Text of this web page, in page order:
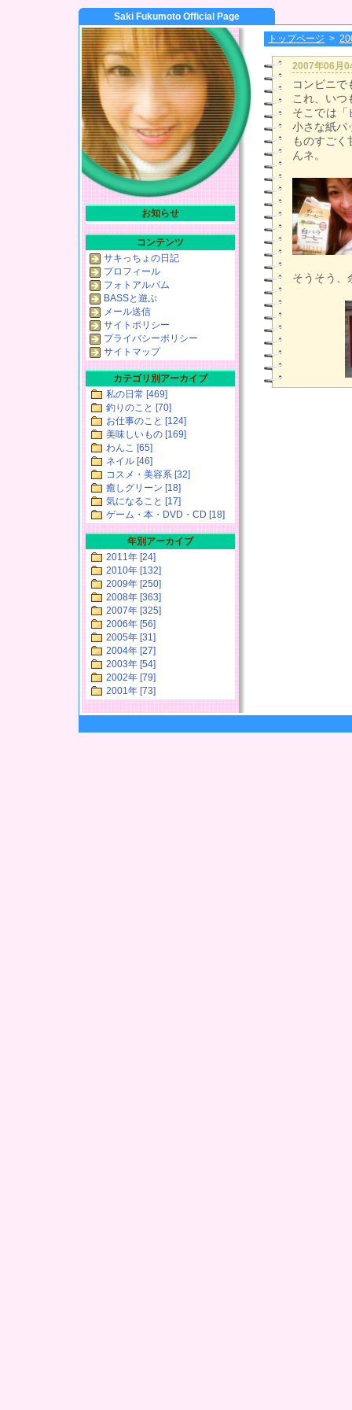
Saki Fukumoto Official Page
トップページ >
2007年06月
コンビニで
これ、いつ
そこでは「
小さな紙パ
ものすご
んネ。
そうそう、
お知らせ
コンテンツ
サキっちょの日記
プロフィール
フォトアルバム
BASSと遊ぶ
メール送信
サイトポリシー
プライバシーポリシー
サイトマップ
カテゴリ別アーカイブ
私の日常 [469]
釣りのこと [70]
お仕事のこと [124]
美味しいもの [169]
わんこ [65]
ネイル [46]
コスメ・美容系 [32]
癒しグリーン [18]
気になること [17]
ゲーム・本・DVD・CD [18]
年別アーカイブ
2011年 [24]
2010年 [132]
2009年 [250]
2008年 [363]
2007年 [325]
2006年 [56]
2005年 [31]
2004年 [27]
2003年 [54]
2002年 [79]
2001年 [73]